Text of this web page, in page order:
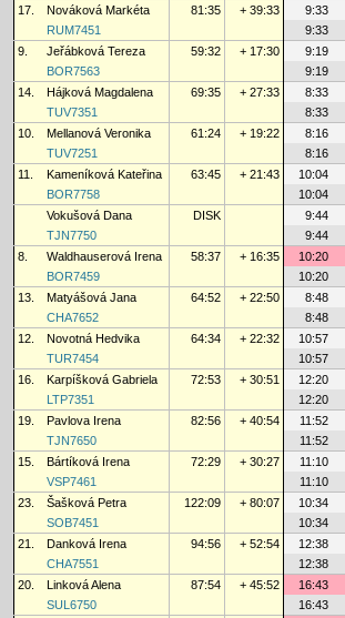
17.
Nováková Markéta 81:35 + 39:33 9:33
RUM7451
9:33
9.
Jeřábková Tereza 59:32 + 17:30 9:19
BOR7563
9:19
14.
Hájková Magdalena 69:35 + 27:33 8:33
TUV7351
8:33
10.
Mellanová Veronika 61:24 + 19:22 8:16
TUV7251
8:16
11.
Kameníková Kateřina 63:45 + 21:43 10:04
BOR7758
10:04
Vokušová Dana
DISK 9:44
TJN7750
9:44
8.
Waldhauserová Irena 58:37 + 16:35 10:20
BOR7459
10:20
13.
Matyášová Jana 64:52 + 22:50 8:48
CHA7652
8:48
12.
Novotná Hedvika 64:34 + 22:32 10:57
TUR7454
10:57
16.
Karpíšková Gabriela 72:53 + 30:51 12:20
LTP7351
12:20
19.
Pavlova Irena 82:56 + 40:54 11:52
TJN7650
11:52
15.
Bártíková Irena 72:29 + 30:27 11:10
VSP7461
11:10
23.
Šašková Petra 122:09 + 80:07 10:34
SOB7451
10:34
21.
Danková Irena 94:56 + 52:54 12:38
CHA7551
12:38
20.
Linková Alena 87:54 + 45:52 16:43
SUL6750
16:43